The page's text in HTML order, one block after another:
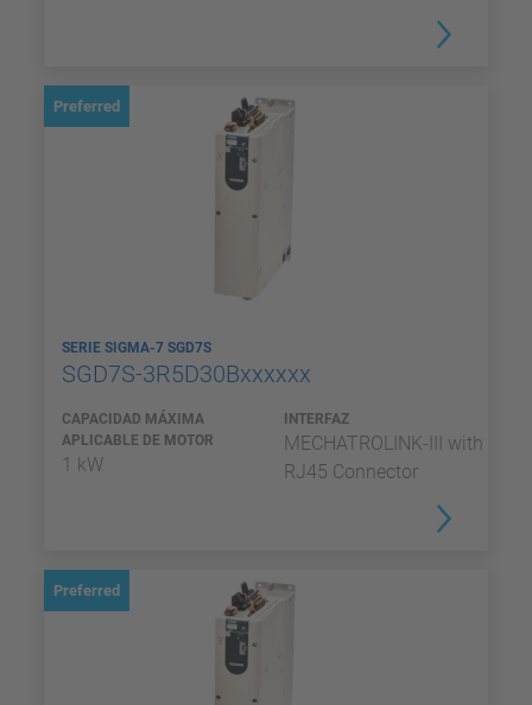
Preferred
SERIE SIGMA-7 SGD7S
SGD7S-3R5D30Bxxxxxx
CAPACIDAD MÁXIMA
APLICABLE DE MOTOR
1 kW
INTERFAZ
MECHATROLINK-III with
RJ45 Connector
Preferred